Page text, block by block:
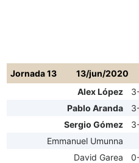
Jornada 13
13/jun/2020
Alex López
Pablo Aranda
Sergio Gómez
Emmanuel Umunna
David Garea